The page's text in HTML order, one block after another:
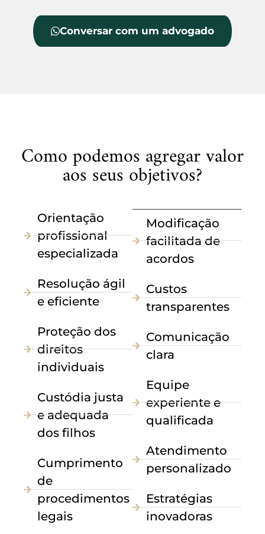
Conversar com um advogado
Como podemos agregar valor
aos seus objetivos?
Orientação
profissional
especializada
Resolução ágil
e eficiente
Proteção dos
direitos
individuais
Custódia justa
e adequada
dos filhos
Cumprimento
de
procedimentos
legais
Modificação
facilitada de
acordos
Custos
transparentes
Comunicação
clara
Equipe
experiente e
qualificada
Atendimento
personalizado
Estratégias
inovadoras